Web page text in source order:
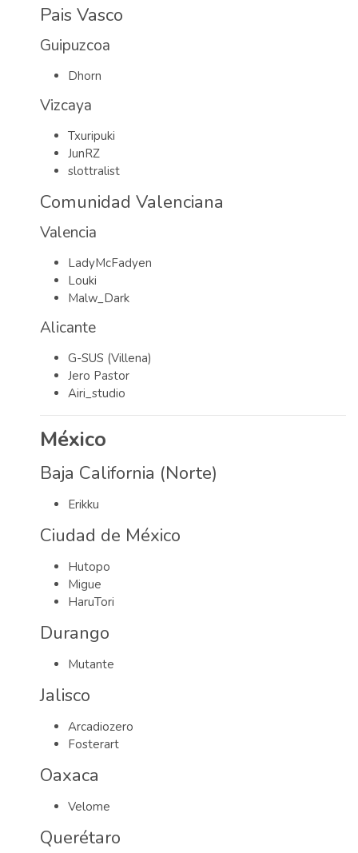
Pais Vasco
Guipuzcoa
Dhorn
Vizcaya
Txuripuki
JunRZ
slottralist
Comunidad Valenciana
Valencia
LadyMcFadyen
Louki
Malw_Dark
Alicante
G-SUS (Villena)
Jero Pastor
Airi_studio
México
Baja California (Norte)
Erikku
Ciudad de México
Hutopo
Migue
HaruTori
Durango
Mutante
Jalisco
Arcadiozero
Fosterart
Oaxaca
Velome
Querétaro